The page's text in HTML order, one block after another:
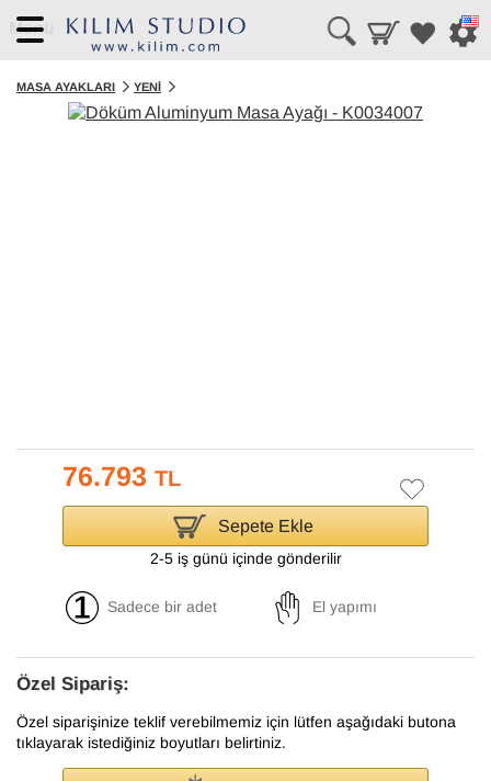
Menü
MASA AYAKLARI YENI
76.793 TL
Sepete Ekle
2-5 iş günü içinde gönderilir
Sadece bir adet El yapımı
Özel Sipariş:
Özel siparişinize teklif verebilmemiz için lütfen aşağıdaki butona
tıklayarak istediğiniz boyutları belirtiniz.